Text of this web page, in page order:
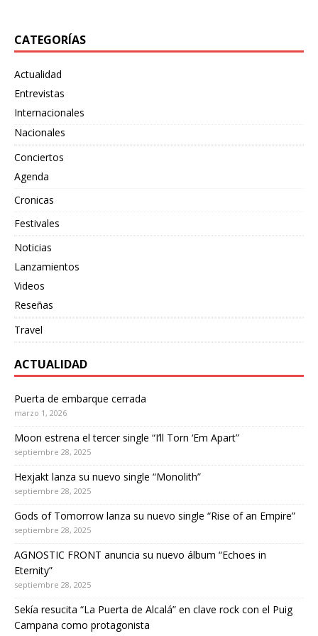
CATEGORÍAS
Actualidad
Entrevistas
Internacionales
Nacionales
Conciertos
Agenda
Cronicas
Festivales
Noticias
Lanzamientos
Videos
Reseñas
Travel
ACTUALIDAD
Puerta de embarque cerrada
marzo 1, 2026
Moon estrena el tercer single “I’ll Torn ‘Em Apart”
septiembre 28, 2025
Hexjakt lanza su nuevo single “Monolith”
septiembre 28, 2025
Gods of Tomorrow lanza su nuevo single “Rise of an Empire”
septiembre 28, 2025
AGNOSTIC FRONT anuncia su nuevo álbum “Echoes in
Eternity”
septiembre 28, 2025
Sekía resucita “La Puerta de Alcalá” en clave rock con el Puig
Campana como protagonista